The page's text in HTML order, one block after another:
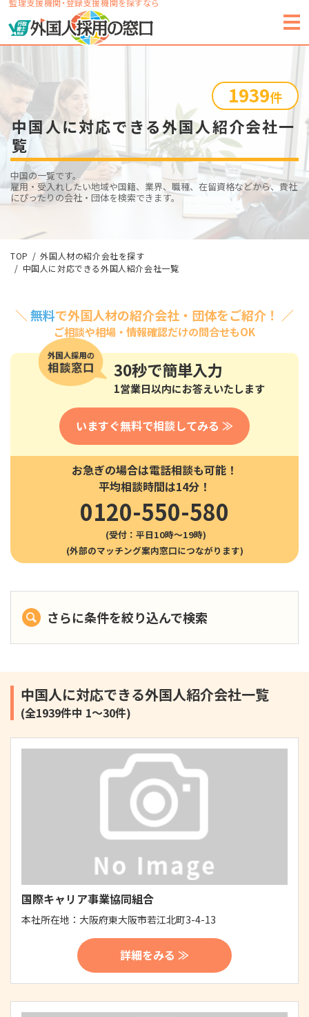
監理支援機関・登録支援機関を探すなら
1939件
中国人に対応できる外国人紹介会社一
覧
中国の一覧です。
雇用・受入れしたい地域や国籍、業界、職種、在留資格などから、貴社
にぴったりの会社・団体を検索できます。
TOP
外国人材の紹介会社を探す
中国人に対応できる外国人紹介会社一覧
＼ 無料で外国人材の紹介会社・団体をご紹介！ ／
ご相談や相場・情報確認だけの問合せもOK
30秒で簡単入力
1営業日以内にお答えいたします
いますぐ無料で相談してみる ≫
お急ぎの場合は電話相談も可能！
平均相談時間は14分！
0120-550-580
(受付：平日10時〜19時)
さらに条件を絞り込んで検索
中国人に対応できる外国人紹介会社一覧
(全1939件中 1～30件)
国際キャリア事業協同組合
本社所在地： 大阪府東大阪市若江北町3-4-13
詳細をみる ≫